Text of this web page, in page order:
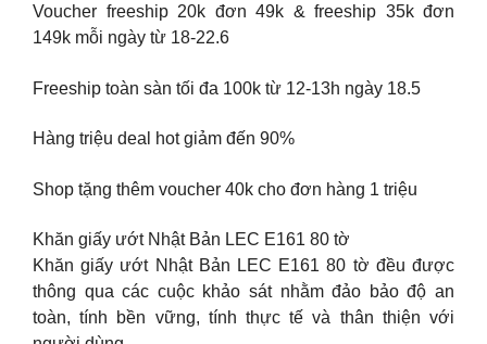
Voucher freeship 20k đơn 49k & freeship 35k đơn
149k mỗi ngày từ 18-22.6
Freeship toàn sàn tối đa 100k từ 12-13h ngày 18.5
Hàng triệu deal hot giảm đến 90%
Shop tặng thêm voucher 40k cho đơn hàng 1 triệu
Khăn giấy ướt Nhật Bản LEC E161 80 tờ
Khăn giấy ướt Nhật Bản LEC E161 80 tờ đều được
thông qua các cuộc khảo sát nhằm đảo bảo độ an
toàn, tính bền vững, tính thực tế và thân thiện với